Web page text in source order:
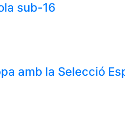
sub-16
amb la Selecció